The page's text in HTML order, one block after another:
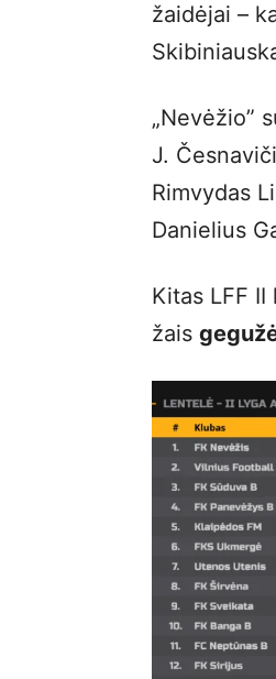
žaidėjai –
„Nevėžio”
J.
Rimvydas
Danielius
Kitas LFF
žais